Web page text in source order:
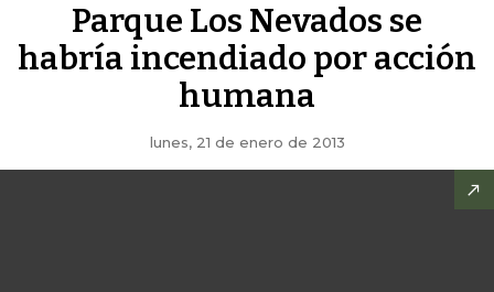
Parque Los Nevados se
habría incendiado por acción
humana
lunes, 21 de enero de 2013